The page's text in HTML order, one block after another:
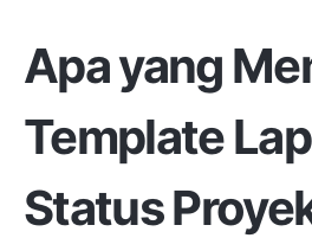
Apa yang
Template
Status